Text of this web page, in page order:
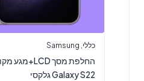
כללי Samsung
Galaxy S22 גלקסי